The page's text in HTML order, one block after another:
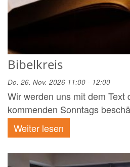
Bibelkreis
Do. 26. Nov. 2026 11:00 - 12:00
Wir werden uns mit dem Text
kommenden Sonntags
Weiter lesen